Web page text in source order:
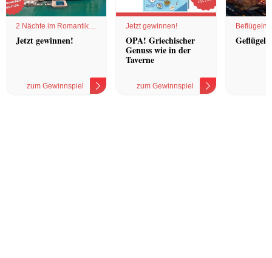
2 Nächte im Romantik
Hotel
Jetzt gewinnen!
zum Gewinnspiel
Jetzt gewinnen!
OPA! Griechischer
Genuss wie in der
Taverne
zum Gewinnspiel
Geflügel